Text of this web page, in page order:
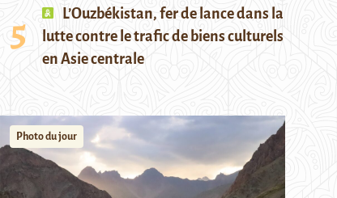
L’Ouzbékistan, fer de lance dans la
lutte contre le trafic de biens culturels
en Asie centrale
Photo du jour